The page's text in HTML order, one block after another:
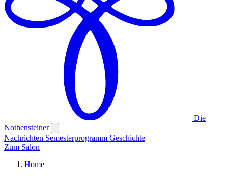
Die
Nothensteiner
Nachrichten Semesterprogramm Geschichte
Zum Salon
Home